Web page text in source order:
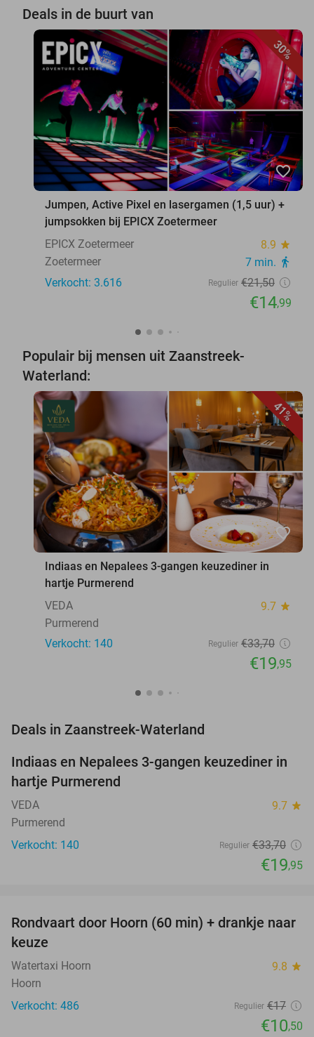
Deals in de buurt van
30%
favorite_border
Jumpen, Active Pixel en lasergamen (1,5 uur) +
jumpsokken bij EPICX Zoetermeer
EPICX Zoetermeer
8.9 star
Zoetermeer 7 min. directions_walk
Verkocht: 3.616 Regulier €21,50
€14,99
Populair bij mensen uit Zaanstreek-
Waterland:
41%
favorite_border
Indiaas en Nepalees 3-gangen keuzediner in
hartje Purmerend
VEDA
9.7 star
Purmerend
Verkocht: 140
Regulier €33,70
€19,95
Deals in Zaanstreek-Waterland
41%
Indiaas en Nepalees 3-gangen keuzediner in
hartje Purmerend
VEDA 9.7 star
Purmerend
Verkocht: 140
Regulier €33,70
€19,95
38%
Rondvaart door Hoorn (60 min) + drankje naar
keuze
Watertaxi Hoorn 9.8 star
Hoorn
Verkocht: 486
Regulier €17
€10,50